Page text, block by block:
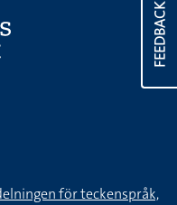
FEEDBACK
för teckenspråk,